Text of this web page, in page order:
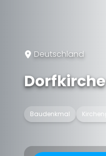
Deutschland
Baudenkmal